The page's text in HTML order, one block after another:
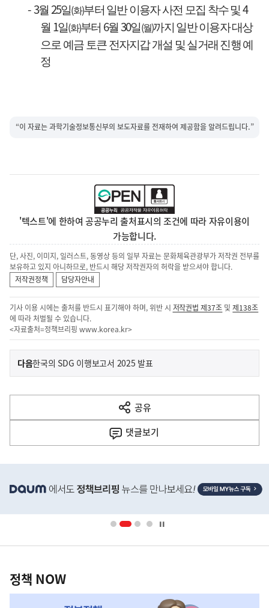
-3월 25일(화)부터 일반 이용자 사전 모집 착수 및4
월 1일(화)부터 6월 30일(월)까지 일반 이용자 대상
으로 예금 토큰 전자지갑 개설 및 실거래 진행 예
정
“이 자료는 과학기술정보통신부의 보도자료를 전재하여 제공함을 알려드립니다.”
'텍스트'에 한하여 공공누리 출처표시의 조건에 따라 자유이용이
가능합니다.
단, 사진, 이미지, 일러스트, 동영상 등의 일부 자료는 문화체육관광부가 저작권 전부를
보유하고 있지 아니하므로, 반드시 해당 저작권자의 허락을 받으셔야 합니다.
저작권정책
담당자안내
기사 이용 시에는 출처를 반드시 표기해야 하며, 위반 시 저작권법 제37조 및제138조
에 따라 처벌될 수 있습니다.
<자료출처=정책브리핑 www.korea.kr>
이
전
다
음
다음기
한국의 SDG 이행보고서 2025 발표
공유
열
기
댓글보기
단
영
책
NOW,
정책 NOW